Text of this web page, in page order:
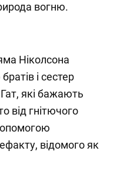
вогню.
Ніколсона
і сестер
які бажають
від гнітючого
відомого як